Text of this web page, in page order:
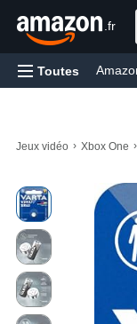
.fr
Toutes
Jeux vidéo › Xbox One ›